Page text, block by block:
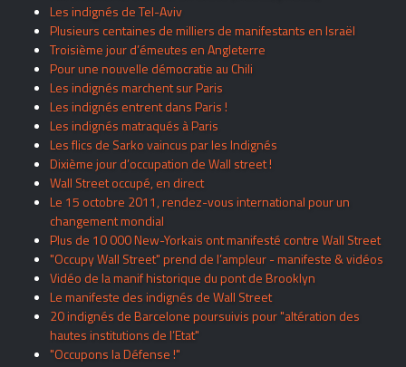
Les indignés de Tel-Aviv
Plusieurs centaines de milliers de manifestants en Israël
Troisième jour d’émeutes en Angleterre
Pour une nouvelle démocratie au Chili
Les indignés marchent sur Paris
Les indignés entrent dans Paris !
Les indignés matraqués à Paris
Les flics de Sarko vaincus par les Indignés
Dixième jour d’occupation de Wall street !
Wall Street occupé, en direct
Le 15 octobre 2011, rendez-vous international pour un
changement mondial
Plus de 10 000 New-Yorkais ont manifesté contre Wall Street
"Occupy Wall Street" prend de l’ampleur - manifeste & vidéos
Vidéo de la manif historique du pont de Brooklyn
Le manifeste des indignés de Wall Street
20 indignés de Barcelone poursuivis pour "altération des
hautes institutions de l’Etat"
"Occupons la Défense !"